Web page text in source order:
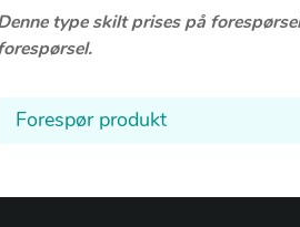
type skilt prises på
Forespør produkt